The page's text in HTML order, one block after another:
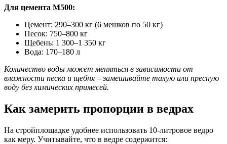
Для цемента М500:
Цемент: 290–300 кг (6 мешков по 50 кг)
Песок: 750–800 кг
Щебень: 1 300–1 350 кг
Вода: 170–180 л
Количество воды может меняться в зависимости от
влажности песка и щебня – замешивайте талую или пресную
воду без химических примесей.
Как замерить пропорции в ведрах
На стройплощадке удобнее использовать 10-литровое ведро
как меру. Учитывайте, что в ведре содержится: